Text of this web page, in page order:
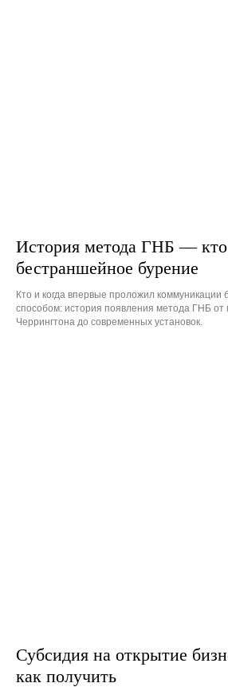
История метода ГНБ —
бестраншейное бурение
Кто и когда впервые проложил
способом: история появления метода ГНБ
Черрингтона до современных установок.
Субсидия на открытие
как получить